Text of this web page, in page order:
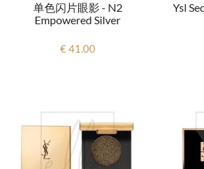
单色闪片眼影 - N2
Empowered Silver
€ 41.00
Ysl